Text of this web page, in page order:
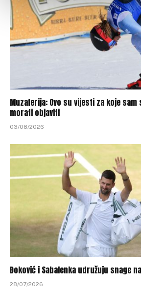
Muzaferija: Ovo su vijesti za koje sam
morati objaviti
03/08/2026
Đoković i Sabalenka udružuju snage na
28/07/2026